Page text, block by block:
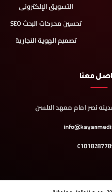
التسويق الإلكترونى
تحسين محركات البحث SEO
تصميم الهوية التجارية
معنا